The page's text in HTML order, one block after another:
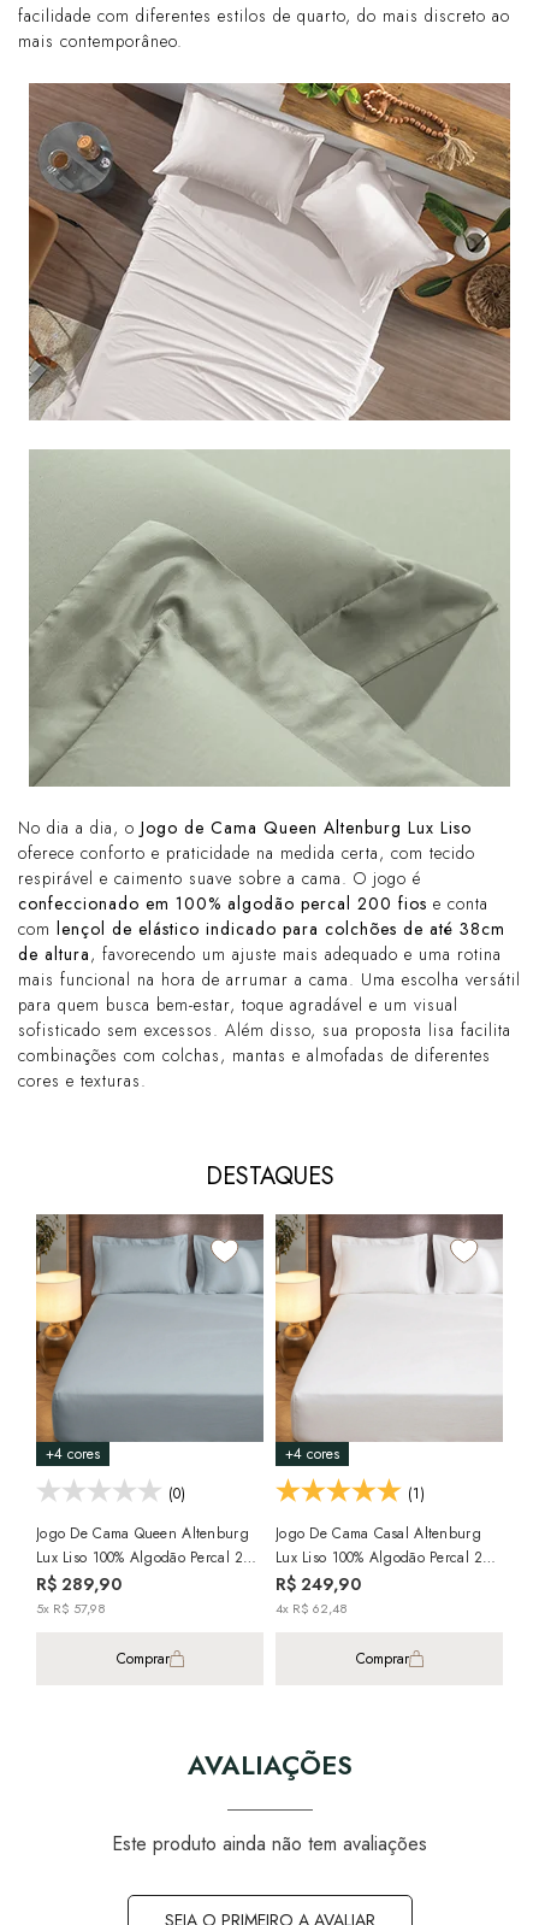
facilidade com diferentes estilos de quarto, do mais discreto ao
mais contemporâneo.
No dia a dia, o Jogo de Cama Queen Altenburg Lux Liso
oferece conforto e praticidade na medida certa, com tecido
respirável e caimento suave sobre a cama. O jogo é
confeccionado em 100% algodão percal 200 fios e conta
com lençol de elástico indicado para colchões de até 38cm
de altura, favorecendo um ajuste mais adequado e uma rotina
mais funcional na hora de arrumar a cama. Uma escolha versátil
para quem busca bem-estar, toque agradável e um visual
sofisticado sem excessos. Além disso, sua proposta lisa facilita
combinações com colchas, mantas e almofadas de diferentes
cores e texturas.
DESTAQUES
+4 cores
(0)
Jogo De Cama Queen Altenburg
Lux Liso 100% Algodão Percal 200
Fios (3 Peças)
R$ 289,90
5x R$ 57,98
Comprar
+4 cores
(1)
Jogo De Cama Casal Altenburg
Lux Liso 100% Algodão Percal 200
Fios (3 Peças)
R$ 249,90
4x R$ 62,48
Comprar
AVALIAÇÕES
Este produto ainda não tem avaliações